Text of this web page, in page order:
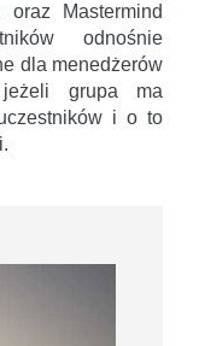
oraz Mastermind
odnośnie
dla menedżerów
grupa ma
i o to